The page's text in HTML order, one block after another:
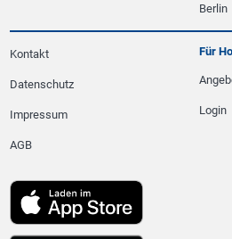
Berlin
Kontakt
Datenschutz
Impressum
AGB
Für
Login